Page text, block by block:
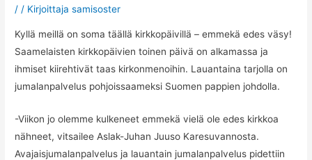
// Kirjoittajasamisoster
Kyllä meillä on soma täällä kirkkopäivillä – emmekä edes väsy!
Saamelaisten kirkkopäivien toinen päivä on alkamassa ja
ihmiset kiirehtivät taas kirkonmenoihin. Lauantaina tarjolla on
jumalanpalvelus pohjoissaameksi Suomen pappien johdolla.
-Viikon jo olemme kulkeneet emmekä vielä ole edes kirkkoa
nähneet, vitsailee Aslak-Juhan Juuso Karesuvannosta.
Avajaisjumalanpalvelus ja lauantain jumalanpalvelus pidettiin